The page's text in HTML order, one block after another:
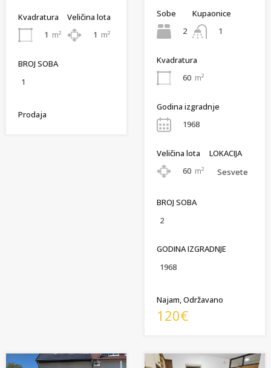
Kvadratura
1 m²
Veličina lota
1 m²
BROJ SOBA
1
Prodaja
Sobe
2
Kupaonice
1
Kvadratura
60 m²
Godina izgradnje
1968
Veličina lota
60 m²
LOKACIJA
Sesvete
BROJ SOBA
2
GODINA IZGRADNJE
1968
Najam, Održavano
120€